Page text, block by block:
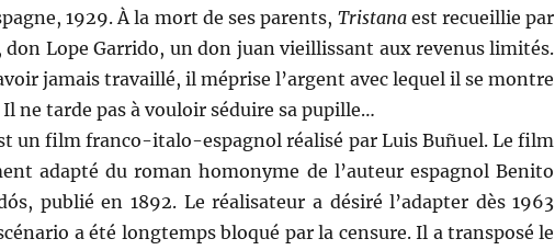
1929. À la mort de ses parents, Tristanaest recueillie par
don Lope Garrido, un don juan vieillissant aux revenus limités.
jamais travaillé, il méprise l’argent avec lequel il se montre
ne tarde pas à vouloir séduire sa pupille…
un film franco-italo-espagnol réalisé par Luis Buñuel. Le film
adapté du roman homonyme de l’auteur espagnol Benito
publié en 1892. Le réalisateur a désiré l’adapter dès 1963
a été longtemps bloqué par la censure. Il a transposé le